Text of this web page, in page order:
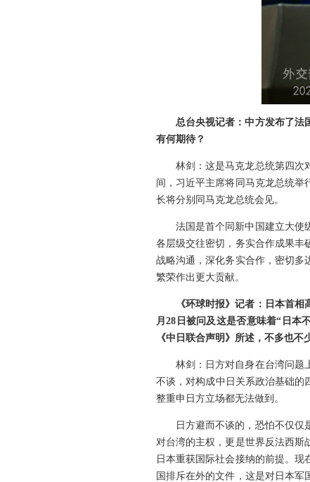
总台央视记者：中方发布了法
有何期待？
林剑：这是马克龙总统第四次
间，习近平主席将同马克龙总统举
长将分别同马克龙总统会见。
法国是首个同新中国建立大使
各层级交往密切，务实合作成果丰
战略沟通，深化务实合作，密切多
繁荣作出更大贡献。
《环球时报》记者：日本首
月28日被问及这是否意味着“日本
《中日联合声明》所述，不多也不
林剑：日方对自身在台湾问题
不谈，对构成中日关系政治基础的
整重申日方立场都无法做到。
日方避而不谈的，恐怕不仅仅
对台湾的主权，更是世界反法西斯
日本重获国际社会接纳的前提。
国排斥在外的文件，这是对日本军